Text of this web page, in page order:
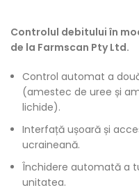
Controlul debitului în
de la Farmscan Pty Ltd.
Control automat a
(amestec de uree și
lichide).
Interfață ușoară și
ucraineană.
Închidere automată a
unitatea.